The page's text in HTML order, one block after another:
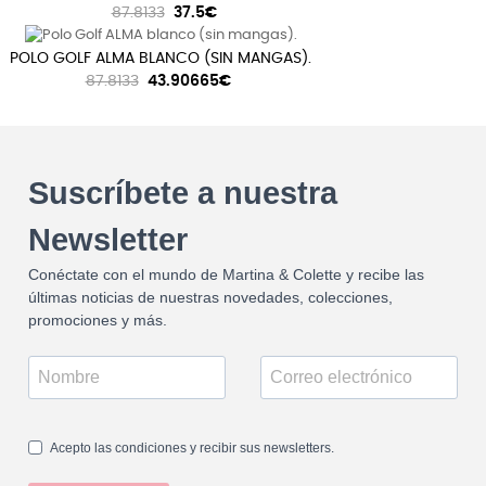
87.8133
37.5€
POLO GOLF ALMA BLANCO (SIN MANGAS).
87.8133
43.90665€
Suscríbete a nuestra
Newsletter
Conéctate con el mundo de Martina & Colette y recibe las
últimas noticias de nuestras novedades, colecciones,
promociones y más.
Acepto las condiciones y recibir sus newsletters.